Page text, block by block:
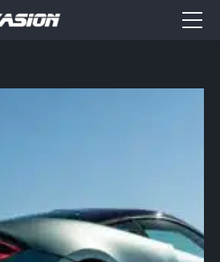
de
menu
de
menu
de
menu